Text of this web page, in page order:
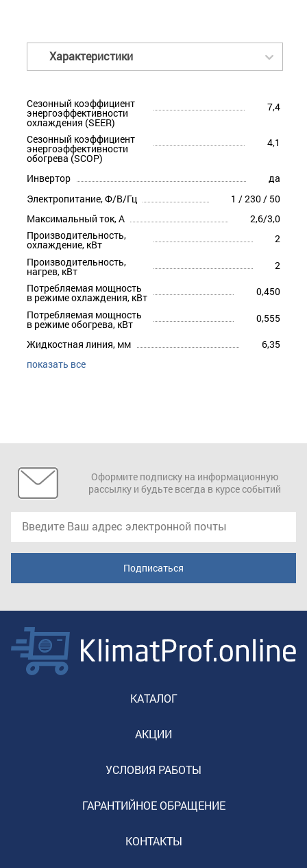
Характеристики
Сезонный коэффициент
энергоэффективности
охлаждения (SEER)
7,4
Сезонный коэффициент
энергоэффективности
обогрева (SCOP)
4,1
Инвертор
да
Электропитание, Ф/В/Гц
1 / 230 / 50
Максимальный ток, А
2,6/3,0
Производительность,
охлаждение, кВт
2
Производительность,
нагрев, кВт
2
Потребляемая мощность
в режиме охлаждения, кВт
0,450
Потребляемая мощность
в режиме обогрева, кВт 0,555
Жидкостная линия, мм
6,35
показать все
Оформите подписку на информационную
рассылку и будьте всегда в курсе событий
КАТАЛОГ
АКЦИИ
УСЛОВИЯ РАБОТЫ
ГАРАНТИЙНОЕ ОБРАЩЕНИЕ
КОНТАКТЫ